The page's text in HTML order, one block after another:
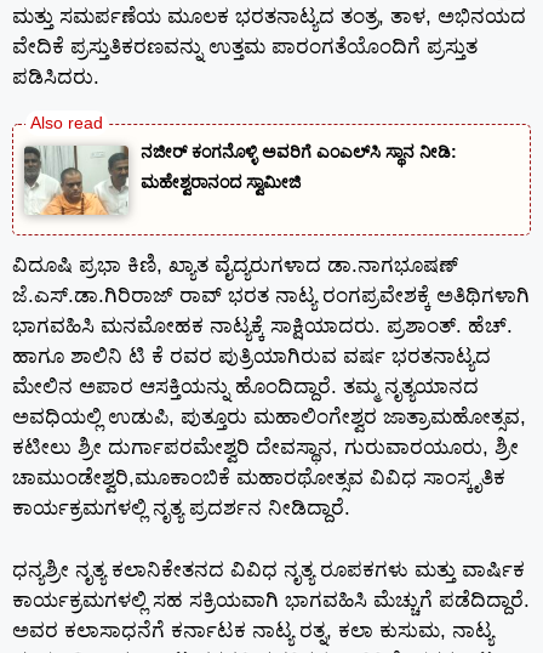
ಮತ್ತು ಸಮರ್ಪಣೆಯ ಮೂಲಕ ಭರತನಾಟ್ಯದ ತಂತ್ರ, ತಾಳ, ಅಭಿನಯದ
ವೇದಿಕೆ ಪ್ರಸ್ತುತಿಕರಣವನ್ನು ಉತ್ತಮ ಪಾರಂಗತೆಯೊಂದಿಗೆ ಪ್ರಸ್ತುತ
ಪಡಿಸಿದರು.
ನಜೀರ್ ಕಂಗನೊಳ್ಳಿ ಅವರಿಗೆ ಎಂಎಲ್‌ಸಿ ಸ್ಥಾನ ನೀಡಿ:
ಮಹೇಶ್ವರಾನಂದ ಸ್ವಾಮೀಜಿ
ವಿದೂಷಿ ಪ್ರಭಾ ಕಿಣಿ, ಖ್ಯಾತ ವೈದ್ಯರುಗಳಾದ ಡಾ.ನಾಗಭೂಷಣ್
ಜೆ.ಎಸ್.ಡಾ.ಗಿರಿರಾಜ್ ರಾವ್ ಭರತ ನಾಟ್ಯ ರಂಗಪ್ರವೇಶಕ್ಕೆ ಅತಿಥಿಗಳಾಗಿ
ಭಾಗವಹಿಸಿ ಮನಮೋಹಕ ನಾಟ್ಯಕ್ಕೆ ಸಾಕ್ಷಿಯಾದರು. ಪ್ರಶಾಂತ್. ಹೆಚ್.
ಹಾಗೂ ಶಾಲಿನಿ ಟಿ ಕೆ ರವರ ಪುತ್ರಿಯಾಗಿರುವ ವರ್ಷ ಭರತನಾಟ್ಯದ
ಮೇಲಿನ ಅಪಾರ ಆಸಕ್ತಿಯನ್ನು ಹೊಂದಿದ್ದಾರೆ. ತಮ್ಮ ನೃತ್ಯಯಾನದ
ಅವಧಿಯಲ್ಲಿ ಉಡುಪಿ, ಪುತ್ತೂರು ಮಹಾಲಿಂಗೇಶ್ವರ ಜಾತ್ರಾಮಹೋತ್ಸವ,
ಕಟೀಲು ಶ್ರೀ ದುರ್ಗಾಪರಮೇಶ್ವರಿ ದೇವಸ್ಥಾನ, ಗುರುವಾರಯೂರು, ಶ್ರೀ
ಚಾಮುಂಡೇಶ್ವರಿ,ಮೂಕಾಂಬಿಕೆ ಮಹಾರಥೋತ್ಸವ ವಿವಿಧ ಸಾಂಸ್ಕೃತಿಕ
ಕಾರ್ಯಕ್ರಮಗಳಲ್ಲಿ ನೃತ್ಯ ಪ್ರದರ್ಶನ ನೀಡಿದ್ದಾರೆ.
ಧನ್ಯಶ್ರೀ ನೃತ್ಯ ಕಲಾನಿಕೇತನದ ವಿವಿಧ ನೃತ್ಯ ರೂಪಕಗಳು ಮತ್ತು ವಾರ್ಷಿಕ
ಕಾರ್ಯಕ್ರಮಗಳಲ್ಲಿ ಸಹ ಸಕ್ರಿಯವಾಗಿ ಭಾಗವಹಿಸಿ ಮೆಚ್ಚುಗೆ ಪಡೆದಿದ್ದಾರೆ.
ಅವರ ಕಲಾಸಾಧನೆಗೆ ಕರ್ನಾಟಕ ನಾಟ್ಯ ರತ್ನ, ಕಲಾ ಕುಸುಮ, ನಾಟ್ಯ